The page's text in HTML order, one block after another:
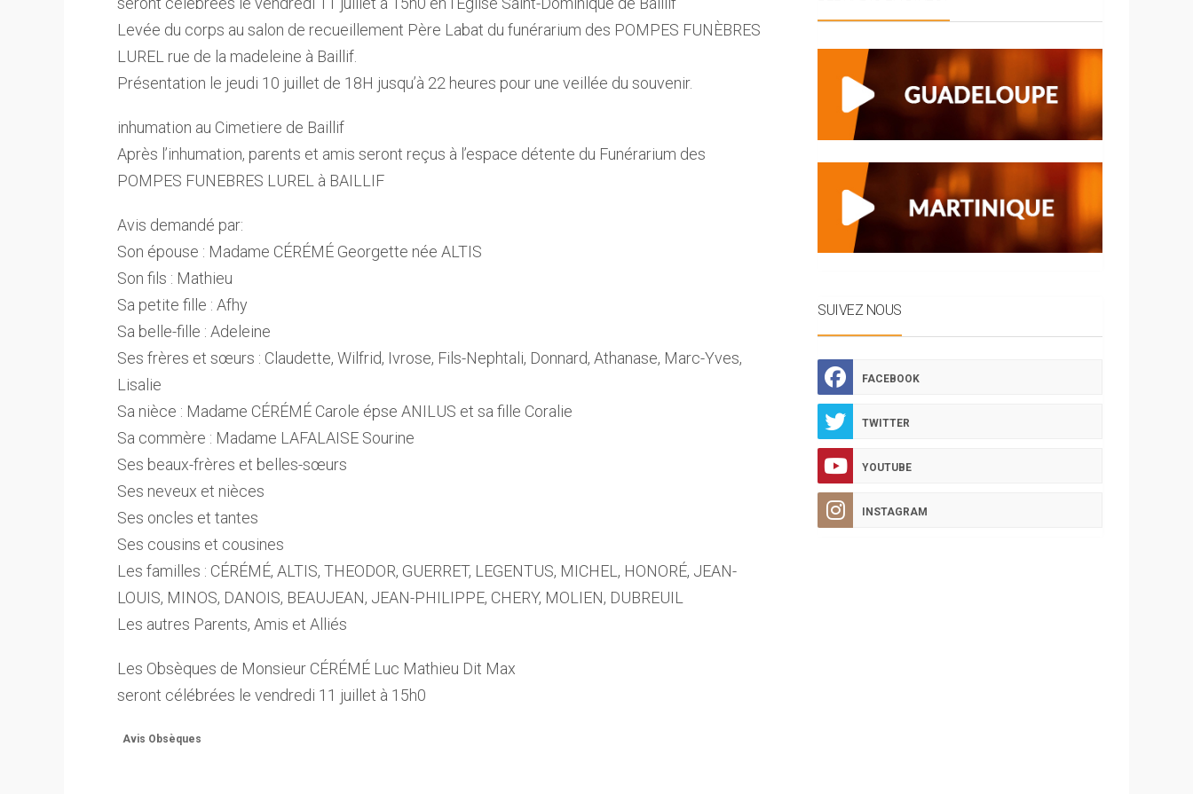
Levée du corps au salon de recueillement Père Labat du funérarium des POMPES FUNÈBRES
LUREL rue de la madeleine à Baillif.
Présentation le jeudi 10 juillet de 18H jusqu’à 22 heures pour une veillée du souvenir.
inhumation au Cimetiere de Baillif
Après l’inhumation, parents et amis seront reçus à l’espace détente du Funérarium des
POMPES FUNEBRES LUREL à BAILLIF
Avis demandé par:
Son épouse : Madame CÉRÉMÉ Georgette née ALTIS
Son fils : Mathieu
Sa petite fille : Afhy
Sa belle-fille : Adeleine
Ses frères et sœurs : Claudette, Wilfrid, Ivrose, Fils-Nephtali, Donnard, Athanase, Marc-Yves,
Lisalie
Sa nièce : Madame CÉRÉMÉ Carole épse ANILUS et sa fille Coralie
Sa commère : Madame LAFALAISE Sourine
Ses beaux-frères et belles-sœurs
Ses neveux et nièces
Ses oncles et tantes
Ses cousins et cousines
Les familles : CÉRÉMÉ, ALTIS, THEODOR, GUERRET, LEGENTUS, MICHEL, HONORÉ, JEAN-
LOUIS, MINOS, DANOIS, BEAUJEAN, JEAN-PHILIPPE, CHERY, MOLIEN, DUBREUIL
Les autres Parents, Amis et Alliés
Les Obsèques de Monsieur CÉRÉMÉ Luc Mathieu Dit Max
seront célébrées le vendredi 11 juillet à 15h0
Avis Obsèques
SUIVEZ NOUS
FACEBOOK
TWITTER
YOUTUBE
INSTAGRAM